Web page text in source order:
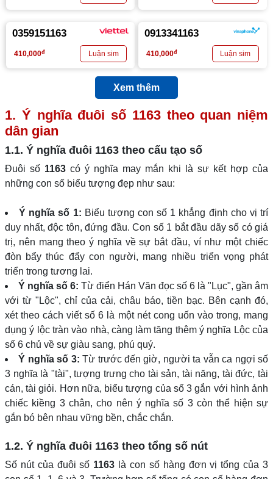
0359151163
410,000đ
0913341163
410,000đ
Xem thêm
1. Ý nghĩa đuôi số 1163theo quan niệm
dân gian
1.1. Ý nghĩa đuôi 1163 theo cấu tạo số
Đuôi số 1163 có ý nghĩa may mắn khi là sự kết hợp của
những con số biểu tượng đẹp như sau:
Ý nghĩa số 1: Biểu tượng con số 1 khẳng định cho vị trí
duy nhất, độc tôn, đứng đầu. Con số 1 bắt đầu dãy số có giá
trị, nên mang theo ý nghĩa về sự bắt đầu, ví như một chiếc
đòn bẩy thúc đẩy con người, mang nhiều triển vọng phát
triển trong tương lai.
Ý nghĩa số 6: Từ điển Hán Văn đọc số 6 là "Lục", gần âm
với từ "Lộc", chỉ của cải, châu báo, tiền bạc. Bên cạnh đó,
xét theo cách viết số 6 là một nét cong uốn vào trong, mang
dụng ý lộc tràn vào nhà, càng làm tăng thêm ý nghĩa Lộc của
số 6 chủ về sự giàu sang, phú quý.
Ý nghĩa số 3: Từ trước đến giờ, người ta vẫn ca ngợi số
3 nghĩa là "tài", tượng trưng cho tài sản, tài năng, tài đức, tài
cán, tài giỏi. Hơn nữa, biểu tượng của số 3 gắn với hình ảnh
chiếc kiềng 3 chân, cho nên ý nghĩa số 3 còn thể hiện sự
gắn bó bên nhau vững bền, chắc chắn.
1.2. Ý nghĩa đuôi 1163 theo tổng số nút
Số nút của đuôi số 1163 là con số hàng đơn vị tổng của 3